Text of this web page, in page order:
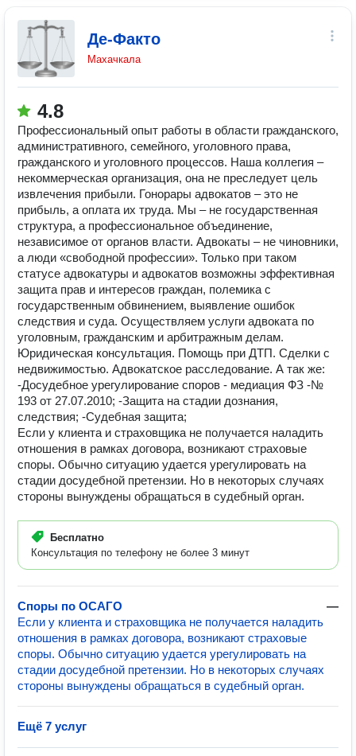
Де-Факто
Махачкала
4.8
Профессиональный опыт работы в области гражданского,
административного, семейного, уголовного права,
гражданского и уголовного процессов. Наша коллегия –
некоммерческая организация, она не преследует цель
извлечения прибыли. Гонорары адвокатов – это не
прибыль, а оплата их труда. Мы – не государственная
структура, а профессиональное объединение,
независимое от органов власти. Адвокаты – не чиновники,
а люди «свободной профессии». Только при таком
статусе адвокатуры и адвокатов возможны эффективная
защита прав и интересов граждан, полемика с
государственным обвинением, выявление ошибок
следствия и суда. Осуществляем услуги адвоката по
уголовным, гражданским и арбитражным делам.
Юридическая консультация. Помощь при ДТП. Сделки с
недвижимостью. Адвокатское расследование. А так же:
-Досудебное урегулирование споров - медиация ФЗ -№
193 от 27.07.2010; -Защита на стадии дознания,
следствия; -Судебная защита;
Если у клиента и страховщика не получается наладить
отношения в рамках договора, возникают страховые
споры. Обычно ситуацию удается урегулировать на
стадии досудебной претензии. Но в некоторых случаях
стороны вынуждены обращаться в судебный орган.
Бесплатно
Консультация по телефону не более 3 минут
Споры по ОСАГО
—
Если у клиента и страховщика не получается наладить
отношения в рамках договора, возникают страховые
споры. Обычно ситуацию удается урегулировать на
стадии досудебной претензии. Но в некоторых случаях
стороны вынуждены обращаться в судебный орган.
Ещё 7 услуг